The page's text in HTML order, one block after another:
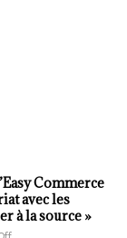
Commerce
avec les
à la source »